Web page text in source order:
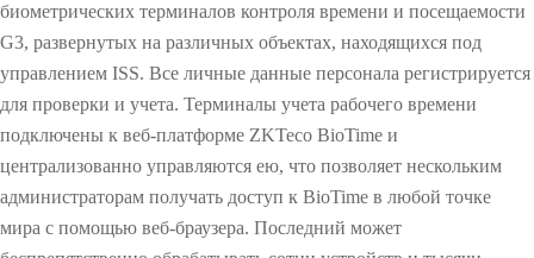
V
i
s
i
b
l
e
L
i
т
и
У
ч
е
т
р
а
б
биометрических терминалов контроля времени и посещаемости
G3, развернутых на различных объектах, находящихся под
управлением ISS. Все личные данные персонала регистрируется
для проверки и учета. Терминалы учета рабочего времени
подключены к веб-платформе ZKTeco BioTime и
централизованно управляются ею, что позволяет нескольким
администраторам получать доступ к BioTime в любой точке
мира с помощью веб-браузера. Последний может